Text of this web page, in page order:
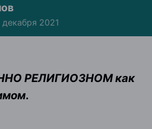
декабря 2021
РЕЛИГИОЗНОМ как
.